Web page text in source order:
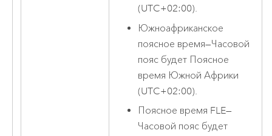
(UTC+02:00).
Южноафриканское
поясное время—Часовой
пояс будет Поясное
время Южной Африки
(UTC+02:00).
Поясное время FLE—
Часовой пояс будет